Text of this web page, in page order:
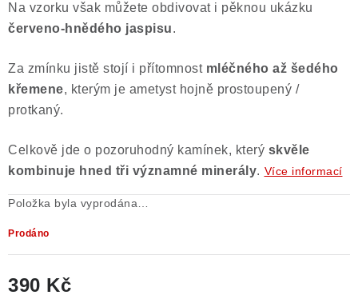
Na vzorku však můžete obdivovat i pěknou ukázku
červeno-hnědého jaspisu.
Za zmínku jistě stojí i přítomnost mléčného až šedého
křemene, kterým je ametyst hojně prostoupený /
protkaný.
Celkově jde o pozoruhodný kamínek, který skvěle
kombinuje hned tři významné minerály. Více informací
Položka byla vyprodána…
Prodáno
390 Kč